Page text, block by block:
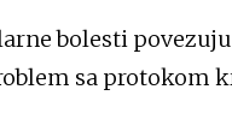
bolesti
sa protokom